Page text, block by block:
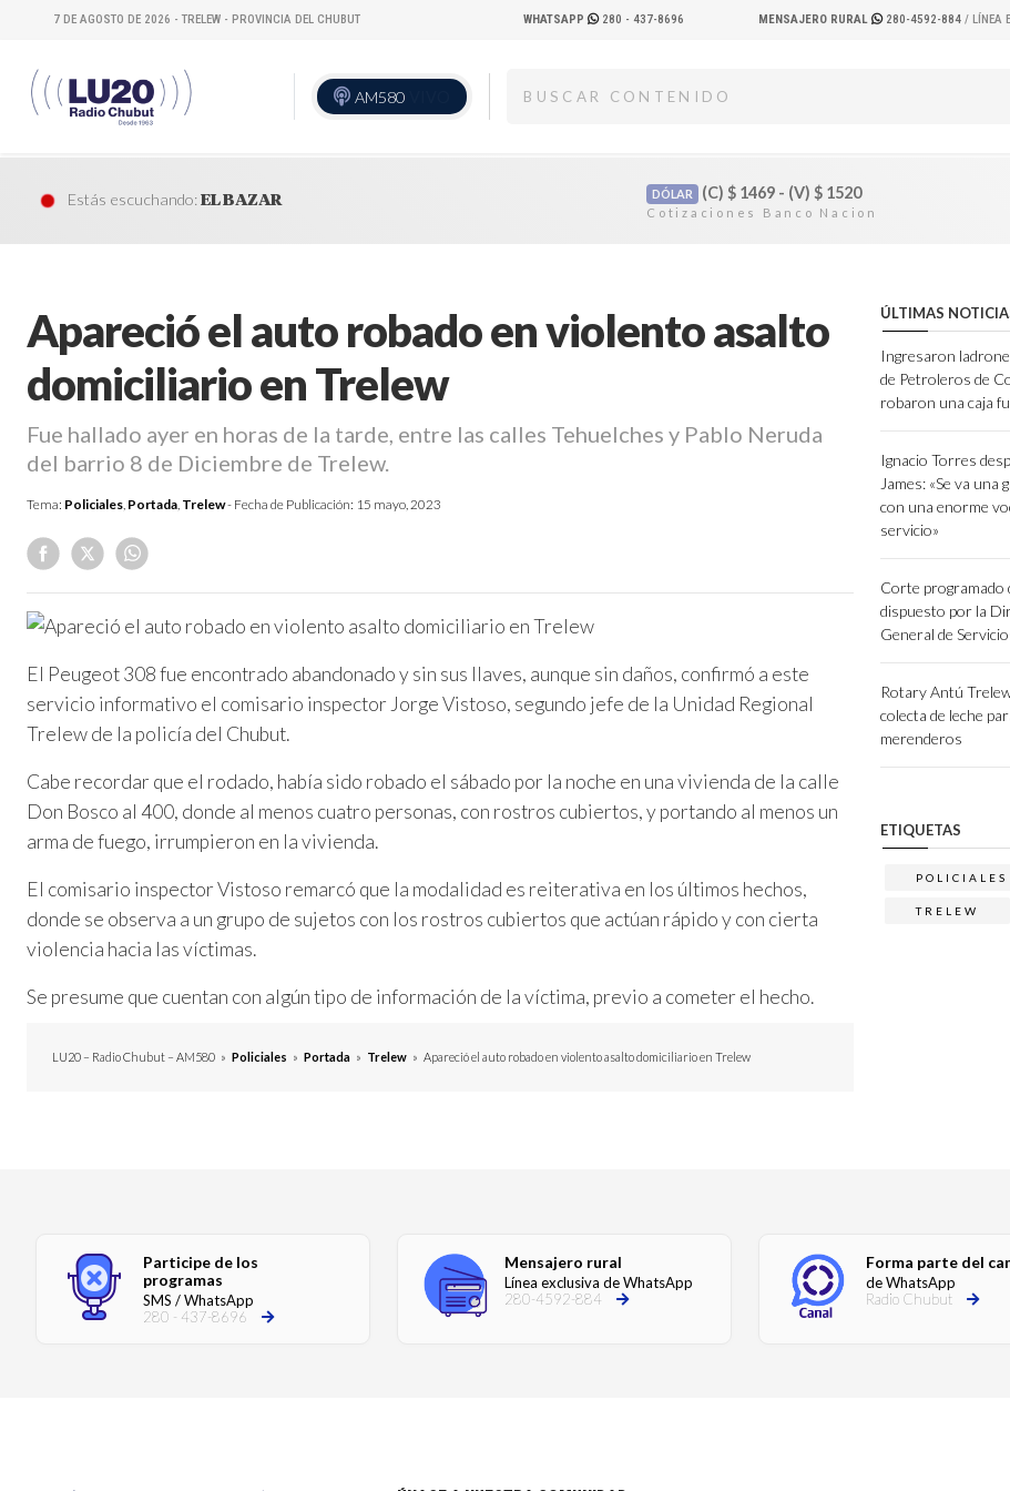
7 DE AGOSTO DE 2026 - TRELEW - PROVINCIA DEL CHUBUT WHATSAPP 280 - 437-8696 MENSAJERO RURAL 280-4592-884 / LÍNEA
AM580
Estás escuchando:EL BAZAR DÓLAR (C) $1469 - (V) $1520
Apareció el auto robado en violento asalto
domiciliario en Trelew
Fue hallado ayer en horas de la tarde, entre las calles Tehuelches y Pablo Neruda
del barrio 8 de Diciembre de Trelew.
Tema: Policiales, Portada, Trelew- Fecha de Publicación: 15 mayo, 2023
El Peugeot 308 fue encontrado abandonado y sin sus llaves, aunque sin daños, confirmó a este
servicio informativo el comisario inspector Jorge Vistoso, segundo jefe de la Unidad Regional
Trelew de la policía del Chubut.
Cabe recordar que el rodado, había sido robado el sábado por la noche en una vivienda de la calle
Don Bosco al 400, donde al menos cuatro personas, con rostros cubiertos, y portando al menos un
arma de fuego, irrumpieron en la vivienda.
El comisario inspector Vistoso remarcó que la modalidad es reiterativa en los últimos hechos,
donde se observa a un grupo de sujetos con los rostros cubiertos que actúan rápido y con cierta
violencia hacia las víctimas.
Se presume que cuentan con algún tipo de información de la víctima, previo a cometer el hecho.
LU20 – Radio Chubut – AM580 » Policiales » Portada » Trelew » Apareció el auto robado en violento asalto domiciliario en Trelew
ÚLTIMAS
Ingresaron
de Petroleros de
robaron una caja
Ignacio Torres
James: «Se va una
con una enorme
servicio»
Corte programado
dispuesto por la
General de
Rotary Antú
colecta de leche
merenderos
ETIQUETAS
POLICIALES
TRELEW
Participe de los
programas
SMS / WhatsApp
280 - 437-8696
Mensajero rural
Línea exclusiva de WhatsApp
280-4592-884
Forma parte del
de WhatsApp
Radio Chubut